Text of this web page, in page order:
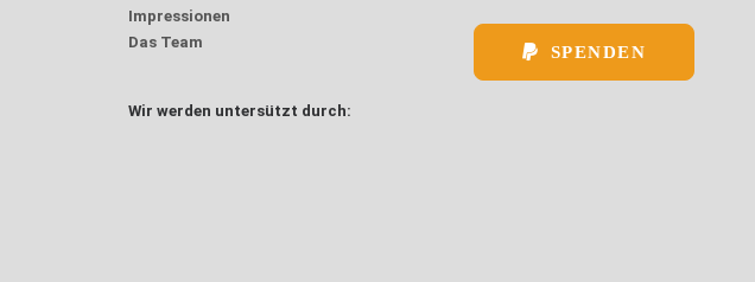
Impressionen
Das Team
Wir werden untersützt durch:
SPENDEN